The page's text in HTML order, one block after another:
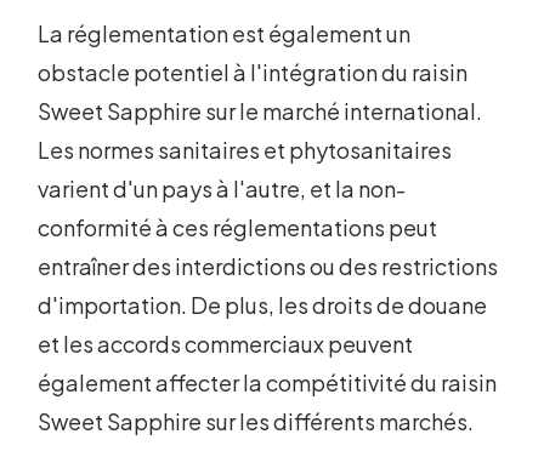
La réglementation est également un
obstacle potentiel à l'intégration du raisin
Sweet Sapphire sur le marché international.
Les normes sanitaires et phytosanitaires
varient d'un pays à l'autre, et la non-
conformité à ces réglementations peut
entraîner des interdictions ou des restrictions
d'importation. De plus, les droits de douane
et les accords commerciaux peuvent
également affecter la compétitivité du raisin
Sweet Sapphire sur les différents marchés.